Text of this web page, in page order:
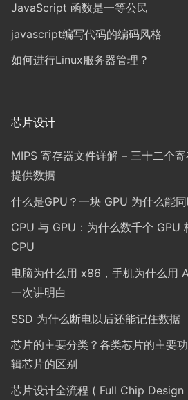
JavaScript 函数是一等公民
javascript编写代码的编码风格
如何进行Linux服务器管理？
芯片设计
MIPS 寄存器文件详解 – 三十二个
提供数据
什么是GPU？一块 GPU 为什么能
CPU 与 GPU：为什么数千个 GPU
CPU
电脑为什么用 x86，手机为什么用
一次讲明白
SSD 为什么断电以后还能记住数据
芯片的主要分类？各类芯片的主要
辑芯片的区别
芯片设计全流程 ( Full Chip Design